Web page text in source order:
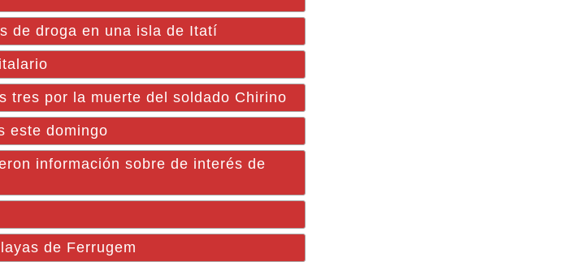
de droga en una isla de Itatí
tres por la muerte del soldado Chirino
este domingo
información sobre de interés de
de Ferrugem